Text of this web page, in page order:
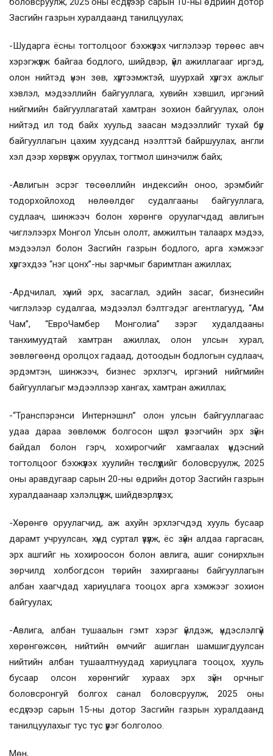
Засгийн газрын хуралдаанд танилцуулах;
-Шударга ёсны тогтолцоог бэхжүүлэх чиглэлээр төрөөс авч
хэрэгжүүлж байгаа бодлого, шийдвэр, үйл ажиллагааг иргэд,
олон нийтэд үнэн зөв, хүртээмжтэй, шуурхай хүргэх ажлыг
хэвлэл, мэдээллийн байгууллага, хувийн хэвшил, иргэний
нийгмийн байгууллагатай хамтран зохион байгуулах, олон
нийтэд ил тод байх хуульд заасан мэдээллийг тухай бүр
байгууллагын цахим хуудсанд нээлттэй байршуулах, англи
хэл дээр хөрвүүлж оруулах, тогтмол шинэчилж байх;
-Авлигын эсрэг төсөөллийн индексийн оноо, эрэмбийг
тодорхойлоход нөлөөлдөг судалгааны байгууллага,
судлаач, шинжээч болон хөрөнгө оруулагчдад авлигын
чиглэлээрх Монгол Улсын ололт, амжилтын талаарх мэдээ,
мэдээлэл болон Засгийн газрын бодлого, арга хэмжээг
хүргэхдээ “нэг цонх”-ны зарчмыг баримтлан ажиллах;
-Ардчилал, хүний эрх, засаглал, эдийн засаг, бизнесийн
чиглэлээр судалгаа, мэдээлэл бэлтгэдэг агентлагууд, “Ам
Чам”, “ЕвроЧамбер Монголиа” зэрэг худалдааны
танхимуудтай хамтран ажиллах, олон улсын хурал,
зөвлөгөөнд оролцох гадаад, дотоодын бодлогын судлаач,
эрдэмтэн, шинжээч, бизнес эрхлэгч, иргэний нийгмийн
байгууллагыг мэдээллээр хангах, хамтран ажиллах;
-“Транспэрэнси Интернэшнл” олон улсын байгууллагаас
удаа дараа зөвлөмж болгосон шүгэл үлээгчийн эрх зүйн
байдал болон гэрч, хохирогчийг хамгаалах үндэсний
тогтолцоог бэхжүүлэх хуулийн төслүүдийг боловсруулж, 2025
оны аравдугаар сарын 20-ны өдрийн дотор Засгийн газрын
хуралдаанаар хэлэлцүүлж, шийдвэрлүүлэх;
-Хөрөнгө оруулагчид, аж ахуйн эрхлэгчдэд хууль бусаар
дарамт учруулсан, хүнд суртал үзүүлж, ёс зүйн алдаа гаргасан,
эрх ашгийг нь хохироосон болон авлига, ашиг сонирхлын
зөрчилд холбогдсон төрийн захиргааны байгууллагын
албан хаагчдад хариуцлага тооцох арга хэмжээг зохион
байгуулах;
-Авлига, албан тушаалын гэмт хэрэг үйлдэж, үндэслэлгүй
хөрөнгөжсөн, нийтийн өмчийг ашиглан шамшигдуулсан
нийтийн албан тушаалтнуудад хариуцлага тооцох, хууль
бусаар олсон хөрөнгийг хураах эрх зүйн орчныг
боловсронгуй болгох санал боловсруулж, 2025 оны
есдүгээр сарын 15-ны дотор Засгийн газрын хуралдаанд
танилцуулахыг тус тус үүрэг болголоо.
Мөн,